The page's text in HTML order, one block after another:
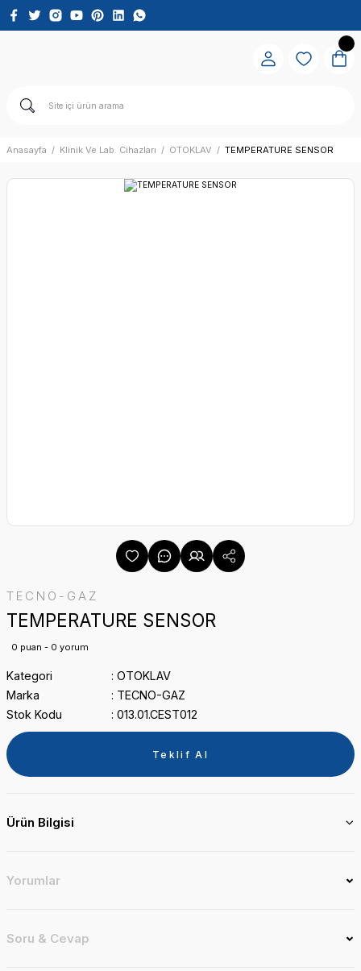
Anasayfa Klinik Ve Lab. Cihazları OTOKLAV TEMPERATURE SENSOR
TECNO-GAZ
TEMPERATURE SENSOR
0 puan - 0 yorum
Kategori
OTOKLAV
Marka
TECNO-GAZ
Stok Kodu
013.01.CEST012
Teklif Al
Ürün Bilgisi
Yorumlar
Soru & Cevap